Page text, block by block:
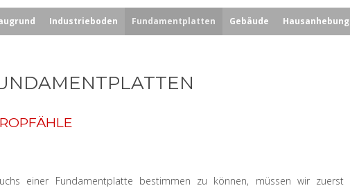
Industrieboden Fundamentplatten Gebäude Hausanhebung
einer Fundamentplatte bestimmen zu können, müssen wir zuerst